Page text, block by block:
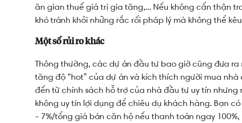
ăn gian thuế giá trị gia tăng,... Nếu không cẩn thận
khó tránh khỏi những rắc rối pháp lý mà không thể
Một số rủi ro khác
Thông thường, các dự án đầu tư bao giờ cũng đưa
tăng độ “hot” của dự án và kích thích người mua
đến từ chính sách hỗ trợ của nhà đầu tư uy tín
không uy tín lợi dụng để chiêu dụ khách hàng. Bạn
- 7%/tổng giá bán căn hộ nếu thanh toán ngay